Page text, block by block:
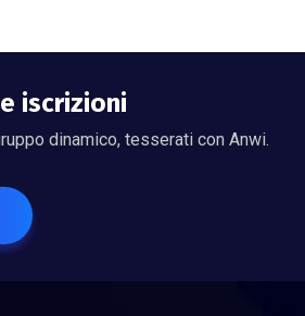
iscrizioni
dinamico, tesserati con Anwi.